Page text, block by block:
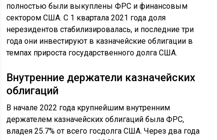
полностью были выкуплены ФРС и финансовым
сектором США. С 1 квартала 2021 года доля
нерезидентов стабилизировалась, и последние три
года они инвестируют в казначейские облигации в
темпах прироста государственного долга США.
Внутренние держатели казначейских
облигаций
В начале 2022 года крупнейшим внутренним
держателем казначейских облигаций была ФРС,
владея 25.7% от всего госдолга США. Через два года